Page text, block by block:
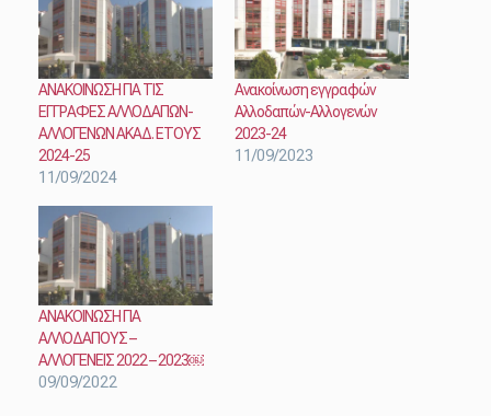
ΑΝΑΚΟΙΝΩΣΗ ΓΙΑ ΤΙΣ
ΕΓΓΡΑΦΕΣ ΑΛΛΟΔΑΠΩΝ-
ΑΛΛΟΓΕΝΩΝ ΑΚΑΔ. ΕΤΟΥΣ
2024-25
11/09/2024
Ανακοίνωση εγγραφών
Αλλοδαπών-Αλλογενών
2023-24
11/09/2023
ΑΝΑΚΟΙΝΩΣΗ ΓΙΑ
ΑΛΛΟΔΑΠΟΥΣ –
ΑΛΛΟΓΕΝΕΙΣ 2022 – 2023￼
09/09/2022